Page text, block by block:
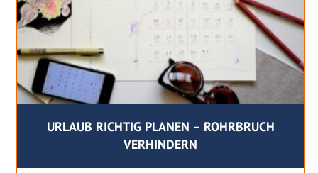
URLAUB RICHTIG PLANEN – ROHRBRUCH
VERHINDERN